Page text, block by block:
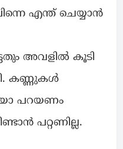
എന്ത് ചെയ്യാൻ
അവളിൽ കൂടി
കണ്ണുകൾ
പറയണം
പറ്റണില്ല.